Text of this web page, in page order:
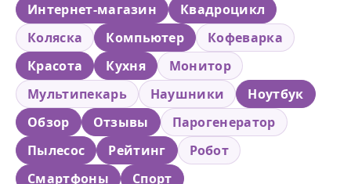
Интернет-магазин
Квадроцикл
Коляска
Компьютер
Кофеварка
Красота
Кухня
Монитор
Мультипекарь
Наушники
Ноутбук
Обзор
Отзывы
Парогенератор
Пылесос
Рейтинг
Робот
Смартфоны
Спорт